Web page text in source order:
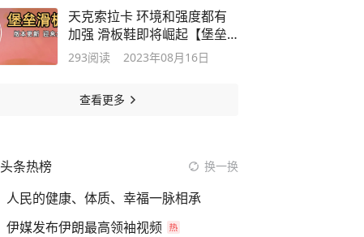
天克索拉卡 环境和强度都有
加强 滑板鞋即将崛起【堡垒
滑板鞋】
293阅读 2023年08月16日
查看更多
头条热榜 换一换
人民的健康、体质、幸福一脉相承
伊媒发布伊朗最高领袖视频